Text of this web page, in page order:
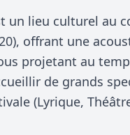
un lieu culturel au
offrant une
projetant au
de grands
(Lyrique,